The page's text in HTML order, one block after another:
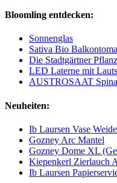
Bloomling entdecken:
Sonnenglas
Sativa Bio
Die Stadtgärtner
LED Laterne mit
AUSTROSAAT
Neuheiten:
Ib Laursen Vase
Gozney Arc Mantel
Gozney Dome XL
Kiepenkerl Zierlauch
Ib Laursen